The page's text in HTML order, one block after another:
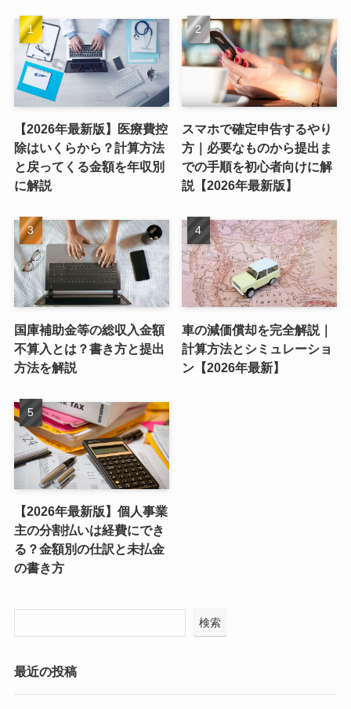
【2026年最新版】医療費控
除はいくらから？計算方法
と戻ってくる金額を年収別
に解説
スマホで確定申告するやり
方｜必要なものから提出ま
での手順を初心者向けに解
説【2026年最新版】
国庫補助金等の総収入金額
不算入とは？書き方と提出
方法を解説
車の減価償却を完全解説｜
計算方法とシミュレーショ
ン【2026年最新】
【2026年最新版】個人事業
主の分割払いは経費にでき
る？金額別の仕訳と未払金
の書き方
検索
最近の投稿